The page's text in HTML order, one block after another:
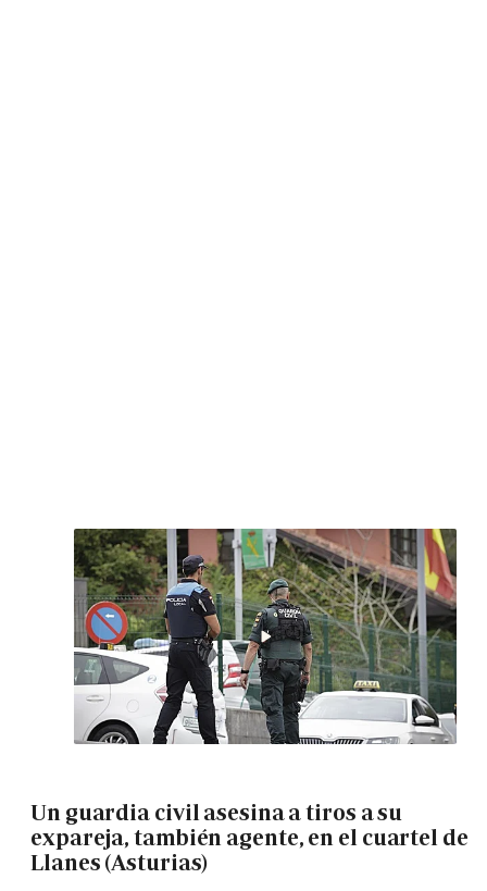
Un guardia civil asesina a tiros a su
expareja, también agente, en el cuartel de
Llanes (Asturias)